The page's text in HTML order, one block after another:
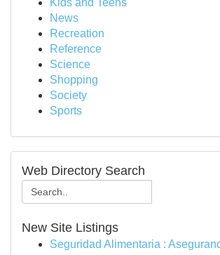
Kids and Teens
News
Recreation
Reference
Science
Shopping
Society
Sports
Web Directory Search
New Site Listings
Seguridad Alimentaria :